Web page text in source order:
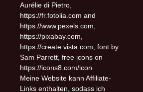
Aurélie di Pietro,
https://fr.fotolia.com and
https://www.pexels.com,
https://pixabay.com,
https://create.vista.com, font by
Sam Parrett, free icons on
https://icons8.com/icon
Meine Website kann Affiliate-
Links enthalten, sodass ich